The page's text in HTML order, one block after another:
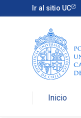
Ir al sitio UC
Inicio